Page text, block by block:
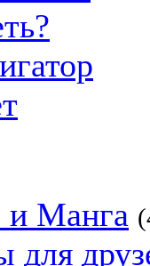
Манга
для